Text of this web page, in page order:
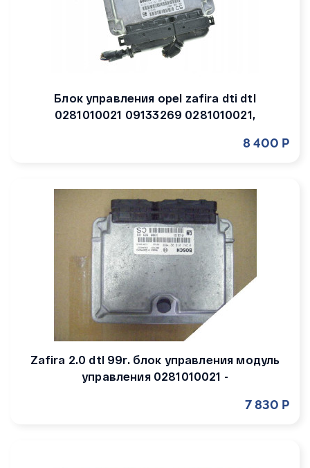
Блок управления opel zafira dti dtl
0281010021 09133269 0281010021,
8 400 Р
Zafira 2.0 dtl 99r. блок управления модуль
управления 0281010021 -
7 830 Р